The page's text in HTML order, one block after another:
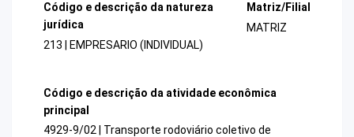
Código e descrição da natureza
jurídica
213 | EMPRESARIO (INDIVIDUAL)
Matriz/Filial
MATRIZ
Código e descrição da atividade econômica
principal
4929-9/02 | Transporte rodoviário coletivo de